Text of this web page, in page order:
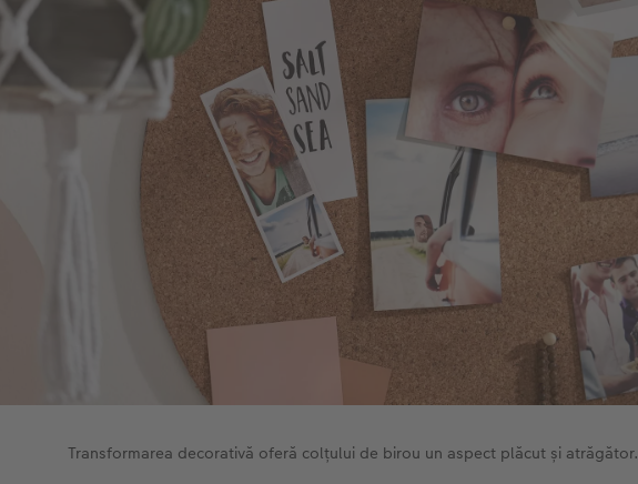
Transformarea decorativă oferă colțului de birou un aspect plăcut și atrăgător.